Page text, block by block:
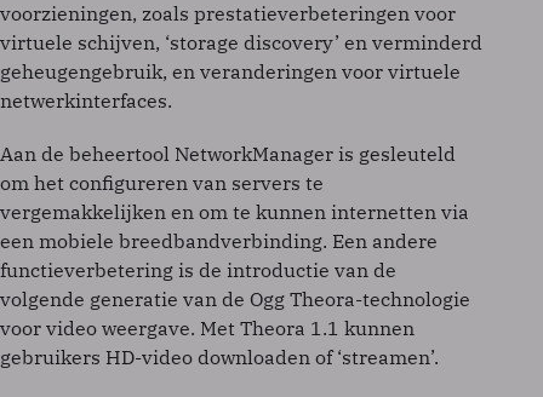
voorzieningen, zoals prestatieverbeteringen voor
virtuele schijven, ‘storage discovery’ en verminderd
geheugengebruik, en veranderingen voor virtuele
netwerkinterfaces.
Aan de beheertool NetworkManager is gesleuteld
om het configureren van servers te
vergemakkelijken en om te kunnen internetten via
een mobiele breedbandverbinding. Een andere
functieverbetering is de introductie van de
volgende generatie van de Ogg Theora-technologie
voor video weergave. Met Theora 1.1 kunnen
gebruikers HD-video downloaden of ‘streamen’.